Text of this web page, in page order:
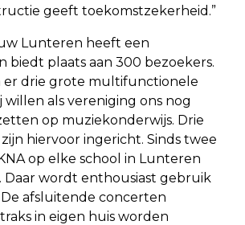
geeft toekomstzekerheid.”
Lunteren heeft een
biedt plaats aan 300 bezoekers.
er drie grote multifunctionele
willen als vereniging ons nog
op muziekonderwijs. Drie
hiervoor ingericht. Sinds twee
op elke school in Lunteren
Daar wordt enthousiast gebruik
afsluitende concerten
in eigen huis worden